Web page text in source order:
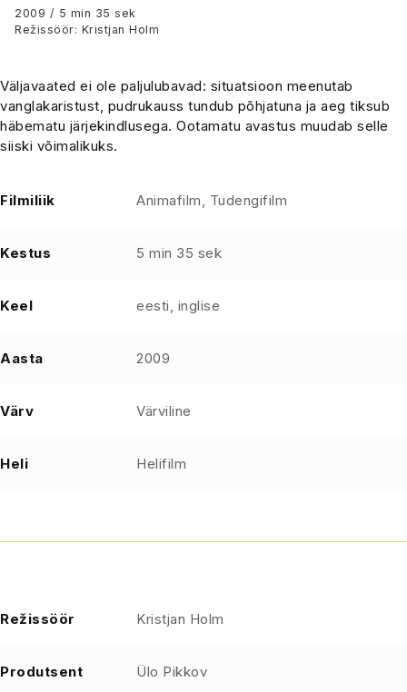
2009 / 5 min 35 sek
Režissöör: Kristjan Holm
Väljavaated ei ole paljulubavad: situatsioon meenutab
vanglakaristust, pudrukauss tundub põhjatuna ja aeg tiksub
häbematu järjekindlusega. Ootamatu avastus muudab selle
siiski võimalikuks.
Filmiliik Animafilm, Tudengifilm
Kestus 5 min 35 sek
Keel eesti, inglise
Aasta 2009
Värv Värviline
Heli Helifilm
Režissöör Kristjan Holm
Produtsent Ülo Pikkov